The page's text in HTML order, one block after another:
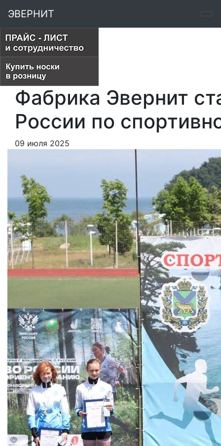
ЭВЕРНИТ
Фабрика Эвернит
России по
09 июля 2025